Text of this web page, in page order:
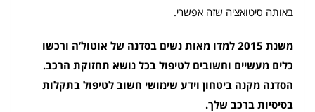
באותה סיטואציה שזה אפשרי.
משנת 2015 למדו מאות נשים בסדנה של אוטול’ה ורכשו
כלים מעשיים וחשובים לטיפול בכל נושא תחזוקת הרכב.
הסדנה מקנה ביטחון וידע שימושי חשוב לטיפול בתקלות
בסיסיות ברכב שלך.